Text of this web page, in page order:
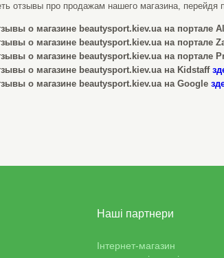
отзывы про продажам нашего магазина,
о магазине beautysport.kiev.ua на портале
о магазине beautysport.kiev.ua на портале
о магазине beautysport.kiev.ua на портале
о магазине beautysport.kiev.ua на Kidstaff
о магазине beautysport.kiev.ua на Google
Наші партнери
Інтернет-магазин